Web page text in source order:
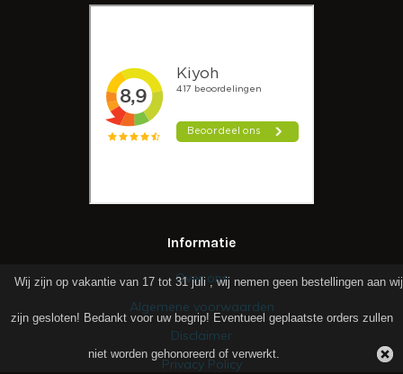
Wij zijn op vakantie van 17 tot 31 juli , wij nemen geen bestellingen aan wij
zijn gesloten! Bedankt voor uw begrip! Eventueel geplaatste orders zullen
niet worden gehonoreerd of verwerkt.
Informatie
Over ons
Algemene voorwaarden
Disclaimer
Privacy Policy